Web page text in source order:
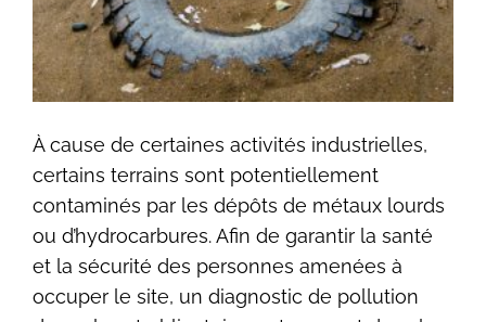
À cause de certaines activités industrielles,
certains terrains sont potentiellement
contaminés par les dépôts de métaux lourds
ou d’hydrocarbures. Afin de garantir la santé
et la sécurité des personnes amenées à
occuper le site, un diagnostic de pollution